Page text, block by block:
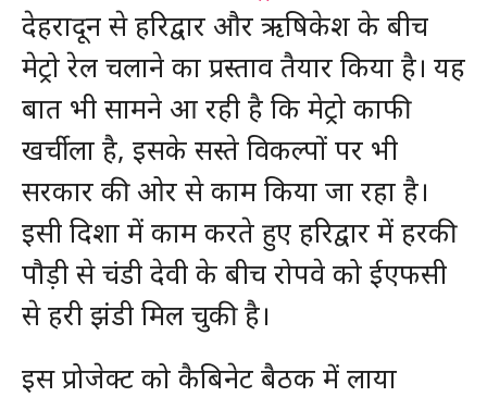
देहरादून से हरिद्वार और ऋषिकेश के बीच
मेट्रो रेल चलाने का प्रस्ताव तैयार किया है। यह
बात भी सामने आ रही है कि मेट्रो काफी
खर्चीला है, इसके सस्ते विकल्पों पर भी
सरकार की ओर से काम किया जा रहा है।
इसी दिशा में काम करते हुए हरिद्वार में हरकी
पौड़ी से चंडी देवी के बीच रोपवे को ईएफसी
से हरी झंडी मिल चुकी है।
इस प्रोजेक्ट को कैबिनेट बैठक में लाया